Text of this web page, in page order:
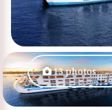
13 photos